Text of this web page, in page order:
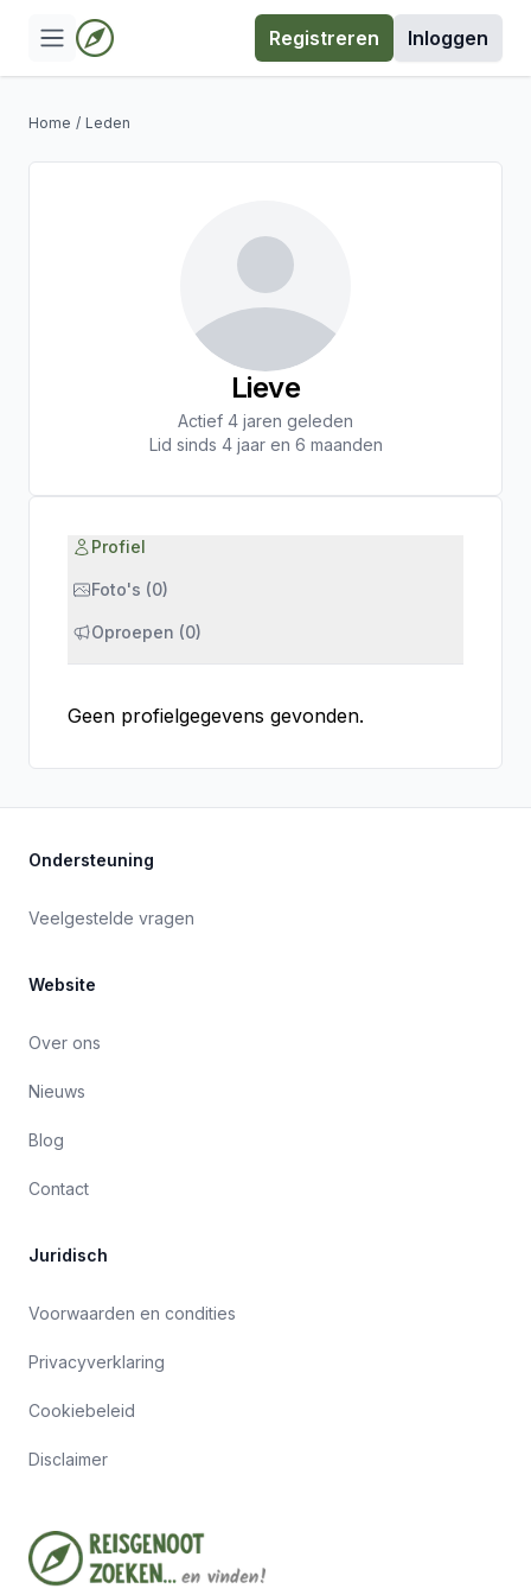
Registreren Inloggen
Home / Leden
Lieve
Actief 4 jaren geleden
Lid sinds 4 jaar en 6 maanden
Profiel
Foto's (0)
Oproepen (0)
Geen profielgegevens gevonden.
Ondersteuning
Veelgestelde vragen
Website
Over ons
Nieuws
Blog
Contact
Juridisch
Voorwaarden en condities
Privacyverklaring
Cookiebeleid
Disclaimer